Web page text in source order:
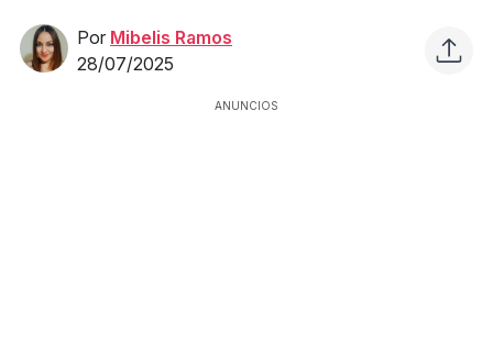
Por Mibelis Ramos
28/07/2025
ANUNCIOS